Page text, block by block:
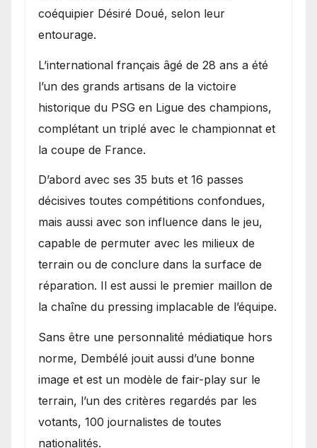
coéquipier Désiré Doué, selon leur
entourage.
L’international français âgé de 28 ans a été
l’un des grands artisans de la victoire
historique du PSG en Ligue des champions,
complétant un triplé avec le championnat et
la coupe de France.
D’abord avec ses 35 buts et 16 passes
décisives toutes compétitions confondues,
mais aussi avec son influence dans le jeu,
capable de permuter avec les milieux de
terrain ou de conclure dans la surface de
réparation. Il est aussi le premier maillon de
la chaîne du pressing implacable de l’équipe.
Sans être une personnalité médiatique hors
norme, Dembélé jouit aussi d’une bonne
image et est un modèle de fair-play sur le
terrain, l’un des critères regardés par les
votants, 100 journalistes de toutes
nationalités.